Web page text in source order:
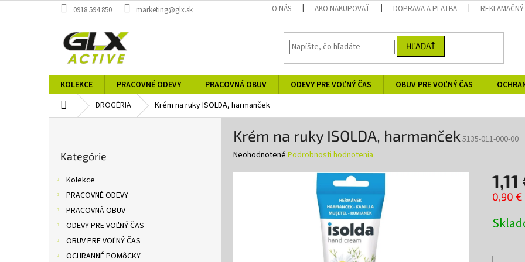
na
0918 594 850 marketing@glx.sk O NÁS AKO NAKUPOVAŤ DOPRAVA A PLATBA REKLAMAČNÝ
HĽADAŤ
KOLEKCE PRACOVNÉ ODEVY PRACOVNÁ OBUV ODEVY PRE VOĽNÝ ČAS OBUV PRE VOĽNÝ ČAS
DomovDROGÉRIA Krém na ruky ISOLDA, harmanček
kategórie
Kategórie
Kolekce
PRACOVNÉ ODEVY
PRACOVNÁ OBUV
ODEVY PRE VOĽNÝ ČAS
OBUV PRE VOĽNÝ ČAS
OCHRANNÉ POMôCKY
Krém na ruky ISOLDA, harmanček 5135-011-000-00
Priemerné
Neohodnotené Podrobnosti hodnotenia
1,11
0,90 €
cena: